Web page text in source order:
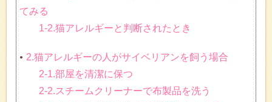
てみる
1-2.猫アレルギーと判断されたとき
2.猫アレルギーの人がサイベリアンを飼う場合
2-1.部屋を清潔に保つ
2-2.スチームクリーナーで布製品を洗う